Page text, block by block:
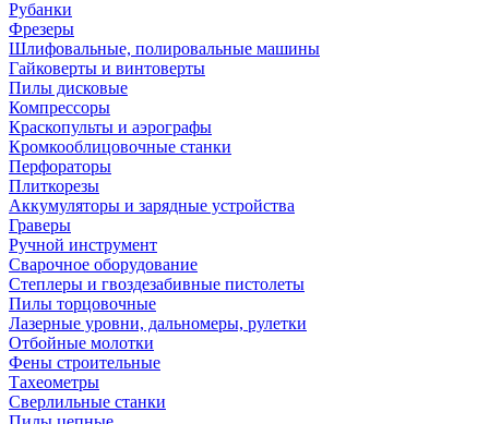
Рубанки
Фрезеры
Шлифовальные, полировальные машины
Гайковерты и винтоверты
Пилы дисковые
Компрессоры
Краскопульты и аэрографы
Кромкооблицовочные станки
Перфораторы
Плиткорезы
Аккумуляторы и зарядные устройства
Граверы
Ручной инструмент
Сварочное оборудование
Степлеры и гвоздезабивные пистолеты
Пилы торцовочные
Лазерные уровни, дальномеры, рулетки
Отбойные молотки
Фены строительные
Тахеометры
Сверлильные станки